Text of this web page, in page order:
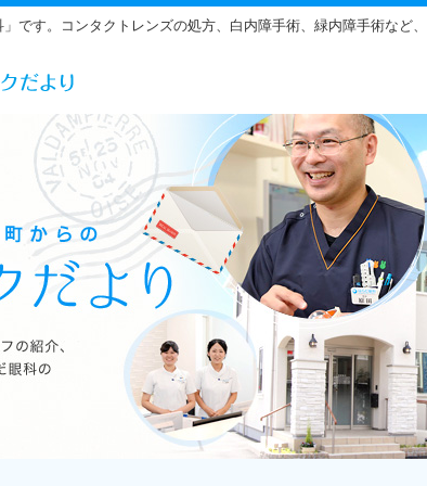
です。コンタクトレンズの処方、白内障手術、緑内障手術など